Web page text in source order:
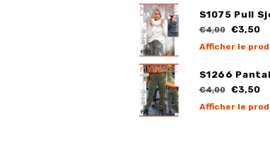
S1075 Pull
€4,00 €3,50
Afficher le
S1266
€4,00 €3,50
Afficher le